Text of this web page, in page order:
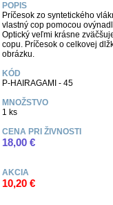
POPIS
Príčesok zo syntetického
vlastný cop pomocou
Optický veľmi krásne
copu. Príčesok o celkovej
obrázku.
KÓD
P-HAIRAGAMI - 45
MNOŽSTVO
1 ks
CENA PRI ŽIVNOSTI
18,00 €
AKCIA
10,20 €